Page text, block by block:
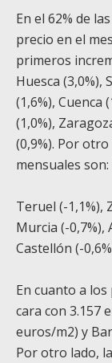
En el 62% de
precio en el
primeros
Huesca (3,0%),
(1,6%), Cuenca
(1,0%),
(0,9%). Por
mensuales son:
Teruel (-1,1%),
Murcia (-0,7%),
Castellón (-
En cuanto a
cara con 3.157
euros/m2) y
Por otro lado,